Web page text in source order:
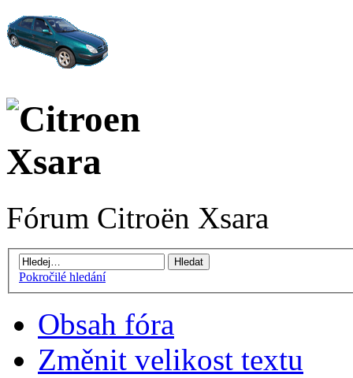
Fórum Citroën Xsara
Pokročilé hledání
Obsah fóra
Změnit velikost textu